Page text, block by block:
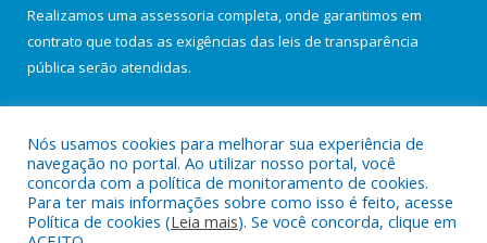
Realizamos uma assessoria completa, onde garantimos em
contrato que todas as exigências das leis de transparência
pública serão atendidas.
Todos os direitos reservados a Câmara Municipal de Salvaterra.
Nós usamos cookies para melhorar sua experiência de
navegação no portal. Ao utilizar nosso portal, você
concorda com a política de monitoramento de cookies.
Para ter mais informações sobre como isso é feito, acesse
Política de cookies (Leia mais). Se você concorda, clique em